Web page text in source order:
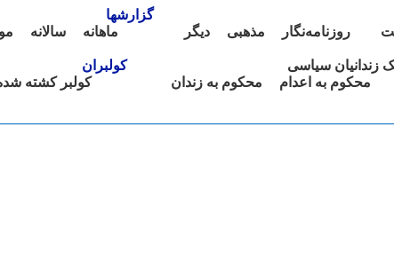
روزنامەنگار مذهبی دیگر
گزارشها
ماهانە
سالانە
زندانیان سیاسی
محکوم بە اعدام
محکوم بە زندان
کولبران
کولبر کشتە